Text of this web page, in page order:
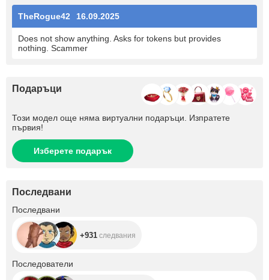
TheRogue42 16.09.2025
Does not show anything. Asks for tokens but provides
nothing. Scammer
Подаръци
Този модел още няма виртуални подаръци. Изпратете
първия!
Изберете подарък
Последвани
Последвани
+931 следвания
Последователи